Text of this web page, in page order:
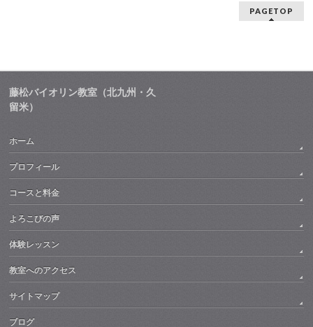
PAGETOP
藤松バイオリン教室（北九州・久
留米）
ホーム
プロフィール
コースと料金
よろこびの声
体験レッスン
教室へのアクセス
サイトマップ
ブログ